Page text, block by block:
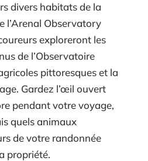
divers habitats de la
l’Arenal Observatory
exploreront les
de l’Observatoire
pittoresques et la
Gardez l’œil ouvert
pendant votre voyage,
quels animaux
de votre randonnée
propriété.